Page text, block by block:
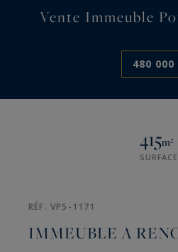
Vente Immeuble
480 000
415m²
SURFACE
RÉF. VP5-1171
IMMEUBLE A